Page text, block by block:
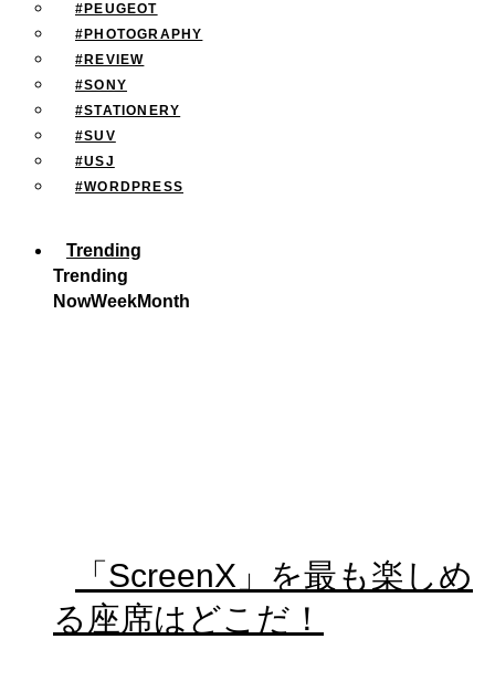
#PEUGEOT
#PHOTOGRAPHY
#REVIEW
#SONY
#STATIONERY
#SUV
#USJ
#WORDPRESS
Trending
Trending
NowWeekMonth
「ScreenX」を最も楽しめ
る座席はどこだ！